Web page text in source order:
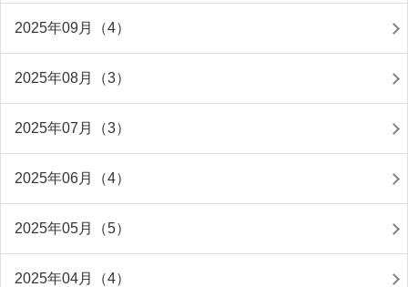
2025年09月（4）
2025年08月（3）
2025年07月（3）
2025年06月（4）
2025年05月（5）
2025年04月（4）